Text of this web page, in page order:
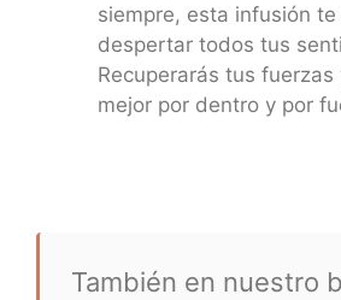
siempre, esta infusión
despertar todos tus
Recuperarás tus
mejor por dentro y por
También en nuestro